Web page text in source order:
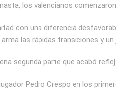
los valencianos
con una diferencia
las rápidas transiciones y
segunda parte que acabó
Pedro Crespo en los